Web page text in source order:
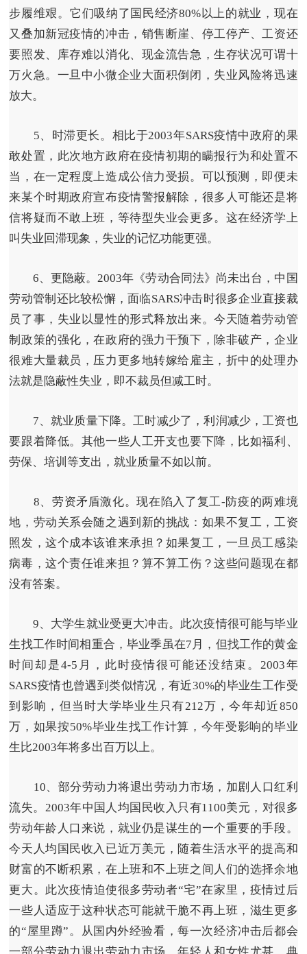
步履维艰。它们吸纳了国民经济80%以上的就业，现在
又叠加新冠疫情的冲击，销售断崖、停工停产、工资还
要照发、库存难以消化、现金流告急，生存状况可谓十
万火急。一旦中小微企业大面积倒闭，失业风险将迅速
放大。
5、时滞更长。 相比于2003年SARS疫情中政府的果
敢处置，此次地方政府在疫情初期的瞒报行为和处置不
当，在一定程度上造成公信力受损。可以预测，即便未
来某个时期政府宣布疫情警报解除，很多人可能还是将
信将疑而不敢上班，等待型失业会更多。这在经济学上
叫失业回滞现象，失业的记忆功能更强。
6、更隐蔽。2003年《劳动合同法》尚未出台，中国
劳动管制还比较松懈，面临SARS冲击时很多企业直接裁
员了事，失业以显性的形式释放出来。今天随着劳动管
制政策的强化，在政府的强力干预下，除非破产，企业
很难大量裁员，压力更多地转嫁给雇主，折中的处理办
法就是隐蔽性失业，即不裁员但减工时。
7、就业质量下降。工时减少了，利润减少，工资也
要跟着降低。其他一些人工开支也要下降，比如福利、
劳保、培训等支出，就业质量不如以前。
8、劳资矛盾激化。现在陷入了复工-防疫的两难境
地，劳动关系会随之遇到新的挑战：如果不复工，工资
照发，这个成本该谁来承担？如果复工，一旦员工感染
病毒，这个责任谁来担？算不算工伤？这些问题现在都
没有答案。
9、大学生就业受更大冲击。 此次疫情很可能与毕业
生找工作时间相重合，毕业季虽在7月，但找工作的黄金
时间却是4-5月，此时疫情很可能还没结束。2003年
SARS疫情也曾遇到类似情况，有近30%的毕业生工作受
到影响，但当时大学毕业生只有212万，今年却近850
万，如果按50%毕业生找工作计算，今年受影响的毕业
生比2003年将多出百万以上。
10、部分劳动力将退出劳动力市场，加剧人口红利
流失。 2003年中国人均国民收入只有1100美元，对很多
劳动年龄人口来说，就业仍是谋生的一个重要的手段。
今天人均国民收入已近万美元，随着生活水平的提高和
财富的不断积累，在上班和不上班之间人们的选择余地
更大。此次疫情迫使很多劳动者“宅”在家里，疫情过后
一些人适应于这种状态可能就干脆不再上班，滋生更多
的“屋里蹲”。从国内外经验看，每一次经济冲击后都会